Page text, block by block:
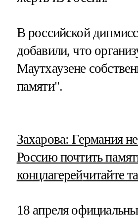
В российской
добавили, что
Маутхаузене
памяти".
​Захарова: Германия
Россию почтить
концлагерейчитайте
18 апреля